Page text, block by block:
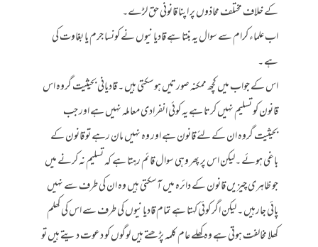
کے خلاف مختلف محاذوں پر اپنا قانونی حق لڑے۔
اب علماء کرام سے سوال یہ بنتا ہے قادیانیوں نے کونسا جرم یا بغاوت کی
ہے ۔
اس کے جواب میں کچھ ممکنہ صورتیں ہوسکتی ہیں ۔ قادیانی بحیثیت گروہ اس
قانون کو تسلیم نہیں کرتا ہے یہ کوئی انفرادی معاملہ نہیں ہے اور جب
بحیثیت گروہ ان کے لئے قانون ہے اور وہ نہیں مان رہے تو قانون کے
باغی ہوئے ۔لیکن اس پر پھر وہی سوال قائم رہتا ہے کہ تسلیم نہ کرنے میں
جو ظاہری چیزیں قانون کے دائرہ میں آسکتی ہیں وہ ان کی طرف سے نہیں
پائی جارہیں ۔ لیکن اگر کوئی کہتا ہے تمام قادیانیوں کی طرف سے اس کی کھلم
کھلا مخالفت ہوتی ہے وہ کھلے عام کلمہ پڑھتے ہیں لوگوں کو دعوت دیتے ہیں تو